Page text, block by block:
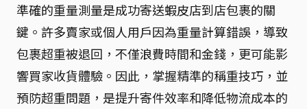
準確的重量測量是成功寄送蝦皮店到店包裹的關
鍵。許多賣家或個人用戶因為重量計算錯誤，導致
包裹超重被退回，不僅浪費時間和金錢，更可能影
響買家收貨體驗。因此，掌握精準的稱重技巧，並
預防超重問題，是提升寄件效率和降低物流成本的